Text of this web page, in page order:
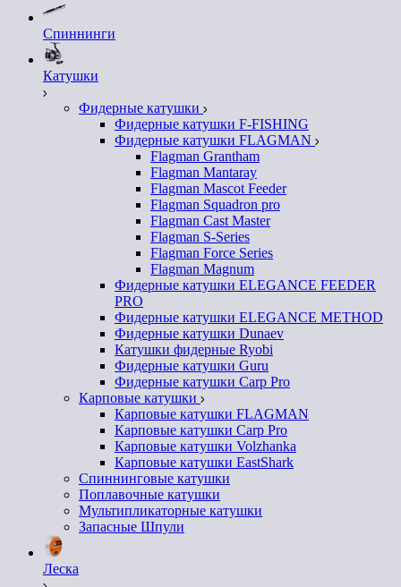
Спиннинги
Катушки
Фидерные катушки
Фидерные катушки F-FISHING
Фидерные катушки FLAGMAN
Flagman Grantham
Flagman Mantaray
Flagman Mascot Feeder
Flagman Squadron pro
Flagman Cast Master
Flagman S-Series
Flagman Force Series
Flagman Magnum
Фидерные катушки ELEGANCE FEEDER
PRO
Фидерные катушки ELEGANCE METHOD
Фидерные катушки Dunaev
Катушки фидерные Ryobi
Фидерные катушки Guru
Фидерные катушки Carp Pro
Карповые катушки
Карповые катушки FLAGMAN
Карповые катушки Carp Pro
Карповые катушки Volzhanka
Карповые катушки EastShark
Спиннинговые катушки
Поплавочные катушки
Мультипликаторные катушки
Запасные Шпули
Леска